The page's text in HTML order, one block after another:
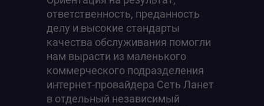
ответственность, преданность
делу и высокие стандарты
качества обслуживания помогли
нам вырасти из маленького
коммерческого подразделения
интернет-провайдера Сеть Ланет
в отдельный независимый